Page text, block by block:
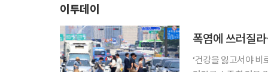
이투데이
폭염에 쓰러질
‘건강을 잃고서야